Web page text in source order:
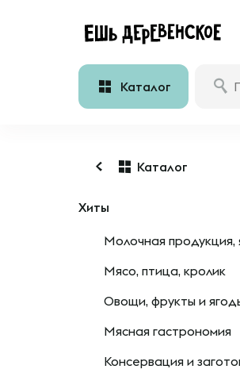
Каталог
Каталог
Хиты
Молочная продукция,
Мясо, птица, кролик
Овощи, фрукты и
Мясная гастрономия
Консервация и